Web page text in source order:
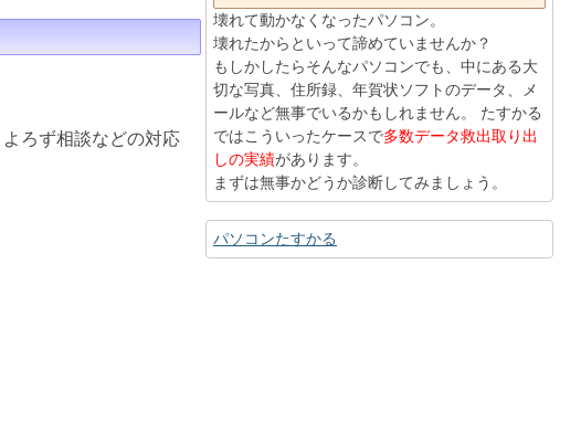
ろず相談などの対応
壊れて動かなくなったパソコン。
壊れたからといって諦めていませんか？
もしかしたらそんなパソコンでも、中にある大
切な写真、住所録、年賀状ソフトのデータ、メ
ールなど無事でいるかもしれません。 たすかる
ではこういったケースで多数データ救出取り出
しの実績があります。
まずは無事かどうか診断してみましょう。
パソコンたすかる